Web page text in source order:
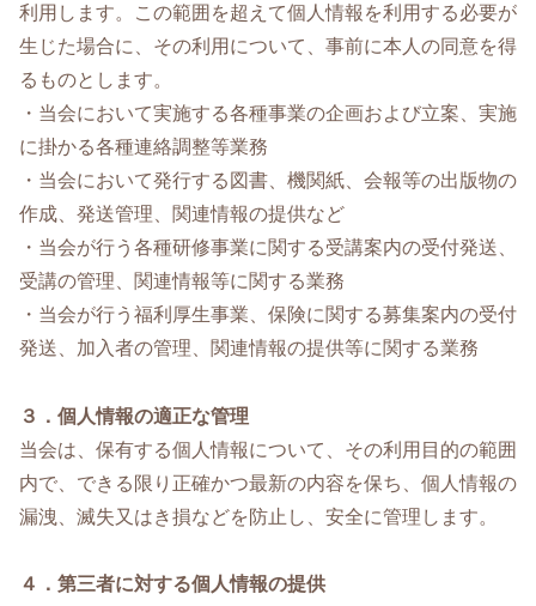
利用します。この範囲を超えて個人情報を利用する必要が
生じた場合に、その利用について、事前に本人の同意を得
るものとします。
・当会において実施する各種事業の企画および立案、実施
に掛かる各種連絡調整等業務
・当会において発行する図書、機関紙、会報等の出版物の
作成、発送管理、関連情報の提供など
・当会が行う各種研修事業に関する受講案内の受付発送、
受講の管理、関連情報等に関する業務
・当会が行う福利厚生事業、保険に関する募集案内の受付
発送、加入者の管理、関連情報の提供等に関する業務
３．個人情報の適正な管理
当会は、保有する個人情報について、その利用目的の範囲
内で、できる限り正確かつ最新の内容を保ち、個人情報の
漏洩、滅失又はき損などを防止し、安全に管理します。
４．第三者に対する個人情報の提供